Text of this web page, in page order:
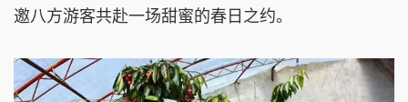
邀八方游客共赴一场甜蜜的春日之约。